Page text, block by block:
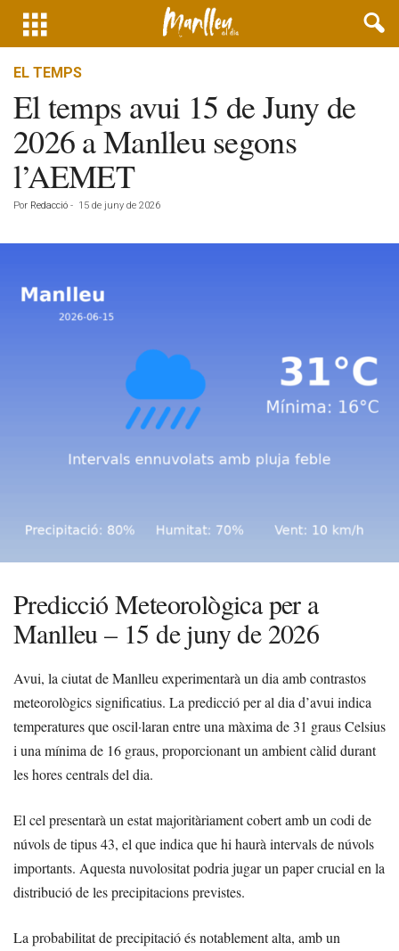
EL TEMPS
El temps avui 15 de Juny de
2026 a Manlleu segons
l’AEMET
Por Redacció - 15 de juny de 2026
Predicció Meteorològica per a
Manlleu – 15 de juny de 2026
Avui, la ciutat de Manlleu experimentarà un dia amb contrastos
meteorològics significatius. La predicció per al dia d’avui indica
temperatures que oscil·laran entre una màxima de 31 graus Celsius
i una mínima de 16 graus, proporcionant un ambient càlid durant
les hores centrals del dia.
El cel presentarà un estat majoritàriament cobert amb un codi de
núvols de tipus 43, el que indica que hi haurà intervals de núvols
importants. Aquesta nuvolositat podria jugar un paper crucial en la
distribució de les precipitacions previstes.
La probabilitat de precipitació és notablement alta, amb un